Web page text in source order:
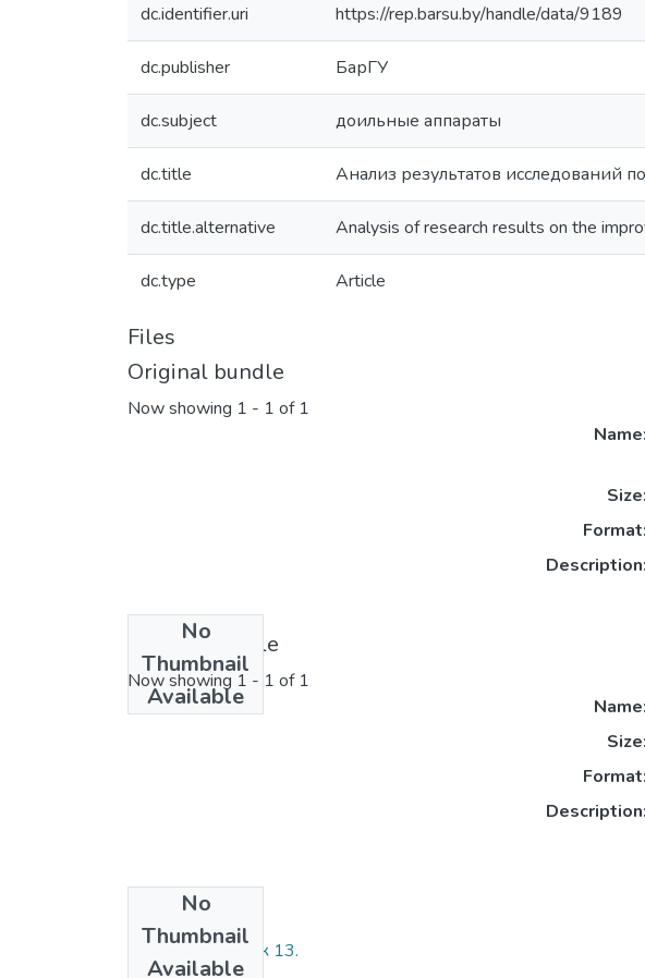
dc.identifier.uri https://rep.barsu.by/handle/data/9189
dc.publisher БарГУ
dc.subject доильные аппараты
dc.title Анализ результатов исследований
dc.title.alternative Analysis of research results on the
dc.type Article
Files
Original bundle
Now showing 1 - 1 of 1
No
Thumbnail
Available
Name:
Size:
Format:
Description:
License bundle
Now showing 1 - 1 of 1
No
Thumbnail
Available
Name:
Size:
Format:
Description:
Collections
2023 год Выпуск 13.